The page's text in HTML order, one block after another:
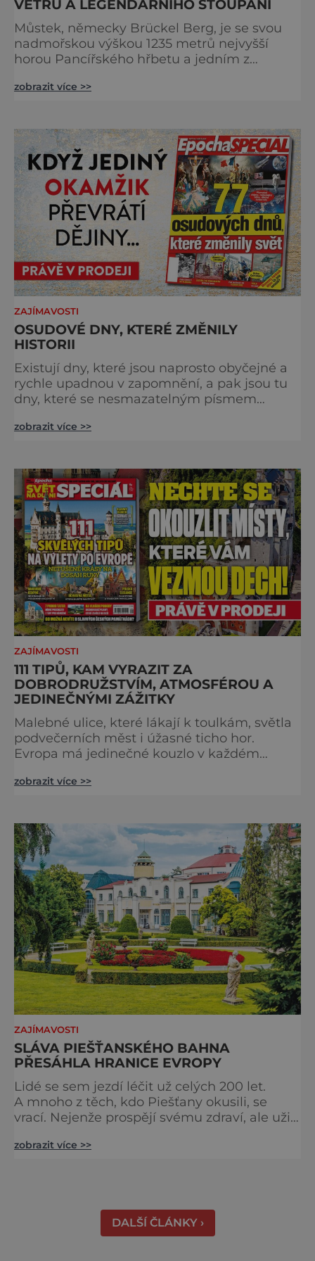
VĚTRU A LEGENDÁRNÍHO STOUPÁNÍ
Můstek, německy Brückel Berg, je se svou
nadmořskou výškou 1235 metrů nejvyšší
horou Pancířského hřbetu a jedním z
Šumavy. Přestože nestojí v centru hlavních
Můstek si dodnes uchovává syrový horský
charakter, klid a zvláštní atmosféru
šumavských hřebenů, kde se střídá hustý les
zobrazit více >>
ZAJÍMAVOSTI
OSUDOVÉ DNY, KTERÉ ZMĚNILY
HISTORII
Existují dny, které jsou naprosto obyčejné a
rychle upadnou v zapomnění, a pak jsou tu
dny, které se nesmazatelným písmem
dojde k významnému objevu nebo děsivé
krážem. Je 10. dubna roku 49 př. n. l. a na
břehu říčky Rubikon pronáší Gaius Julius
Caesar svou slavnou vě
zobrazit více >>
ZAJÍMAVOSTI
111 TIPŮ, KAM VYRAZIT ZA
DOBRODRUŽSTVÍM, ATMOSFÉROU A
JEDINEČNÝMI ZÁŽITKY
Malebné ulice, které lákají k toulkám, světla
podvečerních měst i úžasné ticho hor.
Evropa má jedinečné kouzlo v každém
zve na cestu plnou inspirace, dobrodružství i
podobě. Města s neopakovatelnou
atmosférou Vydejte se s námi na prohlídku
měst, která patří k
zobrazit více >>
ZAJÍMAVOSTI
SLÁVA PIEŠŤANSKÉHO BAHNA
PŘESÁHLA HRANICE EVROPY
Lidé se sem jezdí léčit už celých 200 let.
A mnoho z těch, kdo Piešťany okusili, se
vrací. Nejenže prospějí svému zdraví, ale užijí
řekne slovenské lázně, Piešťany bývají první
zobrazit více >>
DALŠÍ ČLÁNKY ›